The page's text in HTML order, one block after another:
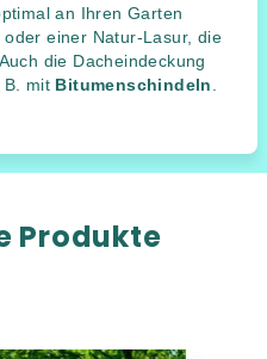
an Ihren Garten
einer Natur-Lasur, die
die Dacheindeckung
B. mit Bitumenschindeln
Produkte